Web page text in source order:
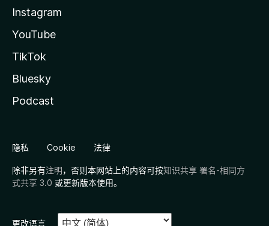
Instagram
YouTube
TikTok
Bluesky
Podcast
隐私 Cookie 法律
除非另有注明，否则本网站上的内容可按知识共享 署名-相同方
式共享 3.0 或更新版本使用。
更改语言